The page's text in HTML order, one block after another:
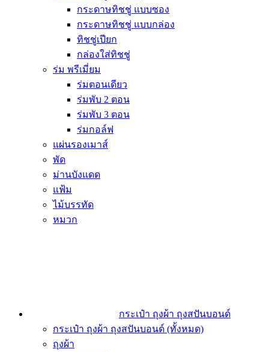
กระดาษทิชชู่ แบบซอง
กระดาษทิชชู่ แบบกล่อง
ทิชชู่เปียก
กล่องใส่ทิชชู่
ร่ม พรีเมี่ยม
ร่มตอนเดียว
ร่มพับ 2 ตอน
ร่มพับ 3 ตอน
ร่มกอล์ฟ
แผ่นรองเมาส์
พัด
ม่านบังแดด
แฟ้ม
ไม้บรรทัด
หมวก
กระเป๋า ถุงผ้า ถุงสปันบอนด์
กระเป๋า ถุงผ้า ถุงสปันบอนด์ (ทั้งหมด)
ถุงผ้า